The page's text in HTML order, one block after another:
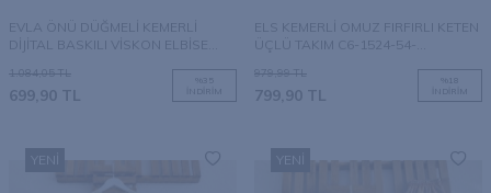
EVLA ÖNÜ DÜĞMELİ KEMERLİ
DİJİTAL BASKILI VİSKON ELBİSE
1.084,05TL
699,90 TL
İNDIRIM
ELS KEMERLİ OMUZ FIRFIRLI KETEN
ÜÇLÜ TAKIM C6-1524-54-
979,99TL
799,90 TL
İNDIRIM
YENI YENI